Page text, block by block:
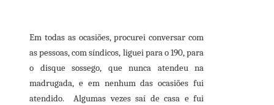
Em todas as ocasiões, procurei conversar com
as pessoas, com síndicos, liguei para o 190, para
o disque sossego, que nunca atendeu na
madrugada, e em nenhum das ocasiões fui
atendido. Algumas vezes saí de casa e fui